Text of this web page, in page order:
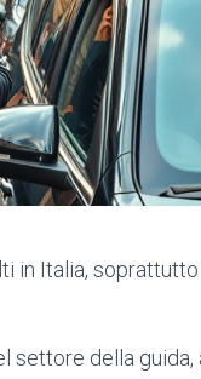
in Italia,
settore della guida,